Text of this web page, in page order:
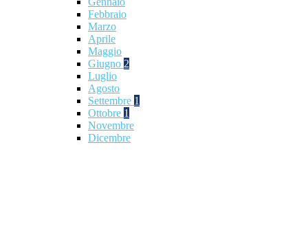
Febbraio
Marzo
Aprile
Maggio
Giugno 2
Luglio
Agosto
Settembre 1
Ottobre 1
Novembre
Dicembre